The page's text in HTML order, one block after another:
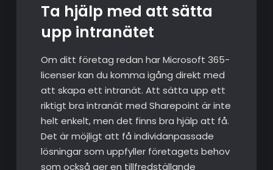
Ta hjälp med att sätta
upp intranätet
Om ditt företag redan har Microsoft 365-
licenser kan du komma igång direkt med
att skapa ett intranät. Att sätta upp ett
riktigt bra intranät med Sharepoint är inte
helt enkelt, men det finns bra hjälp att få.
Det är möjligt att få individanpassade
lösningar som uppfyller företagets behov
som också ger en tillfredställande